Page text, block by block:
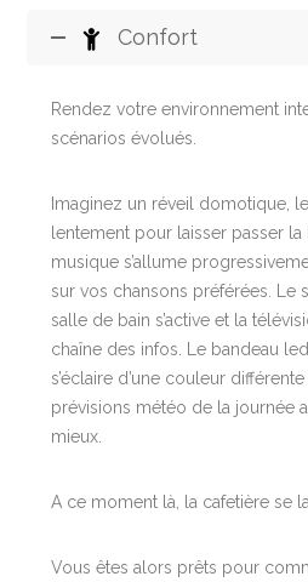
Confort
Rendez votre environnement
scénarios évolués.
Imaginez un réveil domotique,
lentement pour laisser passer
musique s’allume
sur vos chansons préférées. Le
salle de bain s’active et la
chaîne des infos. Le bandeau
s’éclaire d’une couleur
prévisions météo de la journée
mieux.
A ce moment là, la cafetière se
Vous êtes alors prêts pour